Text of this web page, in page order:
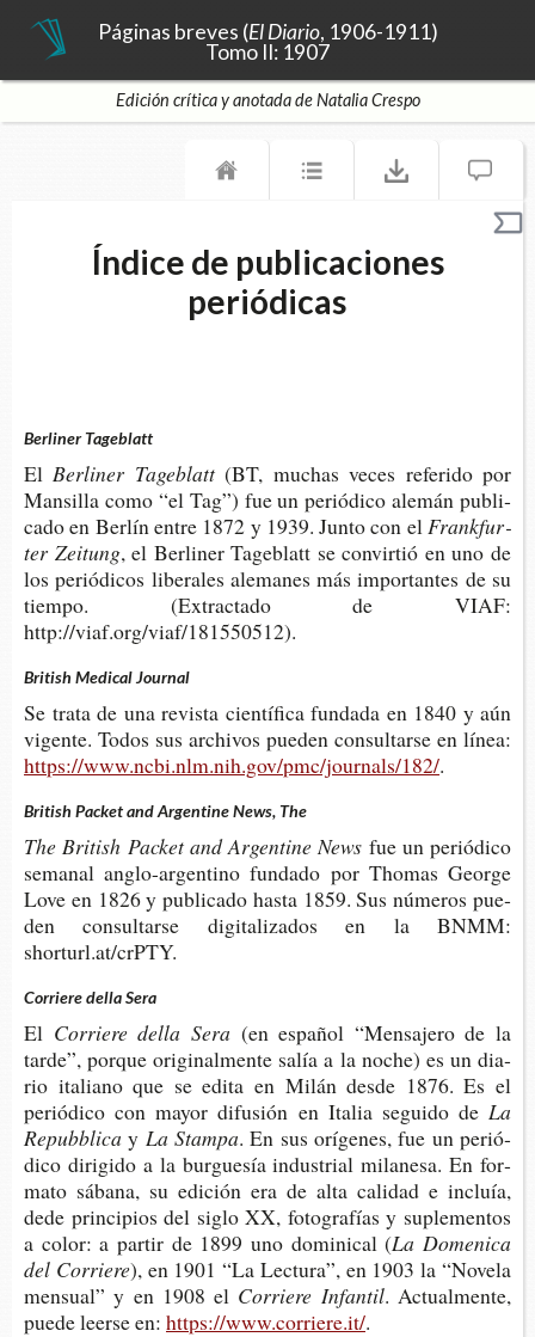
Páginas breves (El Diario, 1906-1911)
Tomo II: 1907
Edición crítica y anotada de Natalia Crespo
Índice de publicaciones
periódicas
Berliner Tageblatt
ElBer­li­ner Tageblatt(BT, muchas veces refe­ri­do por
Man­si­lla como “el Tag”) fue un perió­di­co ale­mán publi­
ca­do en Ber­lín entre 1872 y 1939. Junto con elFrank­fur­
ter Zeitung, el Ber­li­ner Tage­blatt se con­vir­tió en uno de
los perió­di­cos libe­ra­les ale­ma­nes más impor­tan­tes de su
tiem­po. (Extrac­ta­do de VIAF:
http://viaf.org/viaf/181550512).
British Medical Journal
Se trata de una revis­ta cien­tí­fi­ca fun­da­da en 1840 y aún
vigen­te. Todos sus archi­vos pue­den con­sul­tar­se en línea:
https://www.ncbi.nlm.nih.gov/pmc/journals/182/.
British Packet and Argentine News, The
The Bri­tish Packet and Argen­ti­ne News fue un perió­di­co
sema­nal anglo-​argentino fun­da­do por Tho­mas Geor­ge
Love en 1826 y publi­ca­do hasta 1859. Sus núme­ros pue­
den con­sul­tar­se digi­ta­li­za­dos en la BNMM:
shorturl.at/crPTY.
Corriere della Sera
El Corrie­re della Sera (en espa­ñol “Men­sa­je­ro de la
tarde”, por­que ori­gi­nal­men­te salía a la noche) es un dia­
rio ita­liano que se edita en Milán desde 1876. Es el
perió­di­co con mayor difu­sión en Ita­lia segui­do de La
Repubblica y La Stampa. En sus orí­ge­nes, fue un perió­
di­co diri­gi­do a la bur­gue­sía indus­trial mila­ne­sa. En for­
ma­to sába­na, su edi­ción era de alta cali­dad e incluía,
dede prin­ci­pios del siglo XX, foto­gra­fías y suple­men­tos
a color: a par­tir de 1899 uno domi­ni­cal (La Dome­ni­ca
del Corriere), en 1901 “La Lec­tu­ra”, en 1903 la “Nove­la
men­sual” y en 1908 el Corrie­re Infantil. Actual­men­te,
puede leer­se en: https://www.corriere.it/.